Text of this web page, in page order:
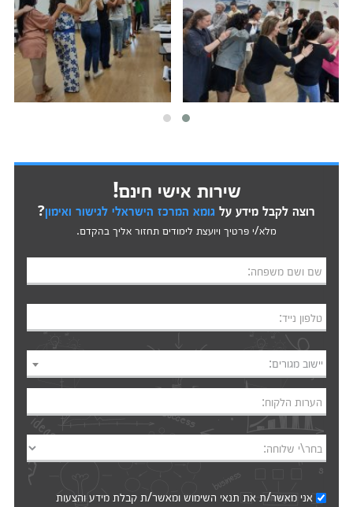
שירות אישי חינם!
רוצה לקבל מידע על גומא המרכז הישראלי לגישור ואימון?
מלא/י פרטיך ויועצת לימודים תחזור אליך בהקדם.
שם ושם משפחה:
טלפון נייד:
יישוב מגורים:
הערות הלקוח:
בחר\י שלוחה:
אני מאשר/ת את תנאי השימושומאשר/ת קבלת מידע והצעות